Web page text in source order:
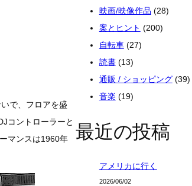
で、フロアを盛
コントローラーと
マンスは1960年
映画/映像作品 (28)
案とヒント (200)
自転車(27)
読書(13)
通販 / ショッピング(39)
音楽 (19)
最近の投稿
アメリカに行く
2026/06/02